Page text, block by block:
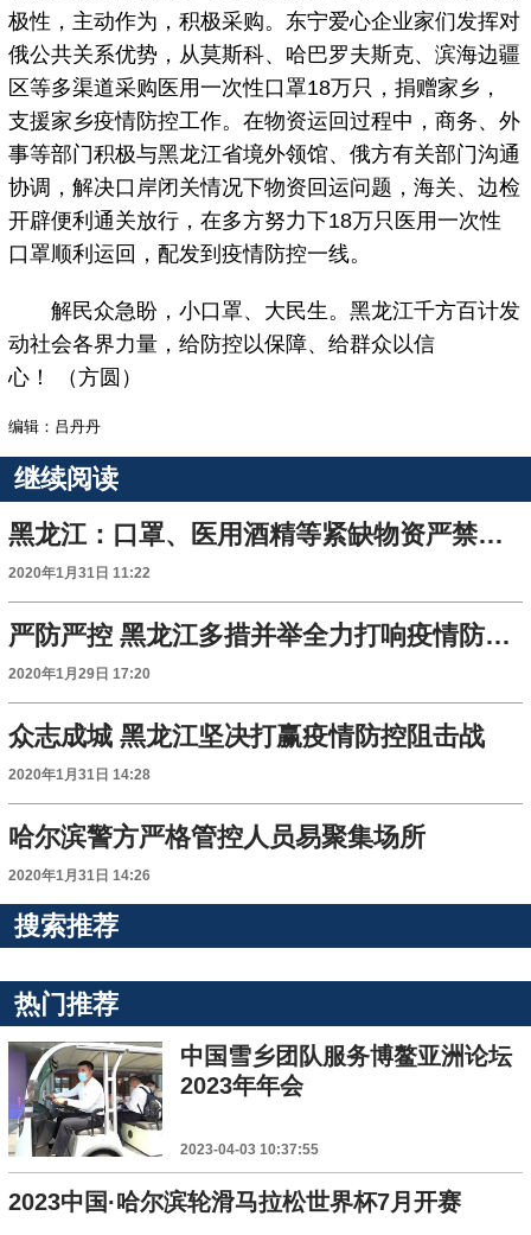
极性，主动作为，积极采购。东宁爱心企业家们发挥对
俄公共关系优势，从莫斯科、哈巴罗夫斯克、滨海边疆
区等多渠道采购医用一次性口罩18万只，捐赠家乡，
支援家乡疫情防控工作。在物资运回过程中，商务、外
事等部门积极与黑龙江省境外领馆、俄方有关部门沟通
协调，解决口岸闭关情况下物资回运问题，海关、边检
开辟便利通关放行，在多方努力下18万只医用一次性
口罩顺利运回，配发到疫情防控一线。
解民众急盼，小口罩、大民生。黑龙江千方百计发
动社会各界力量，给防控以保障、给群众以信
心！ （方圆）
编辑：吕丹丹
继续阅读
黑龙江：口罩、医用酒精等紧缺物资严禁私自截留、调用
2020年1月31日 11:22
严防严控 黑龙江多措并举全力打响疫情防控阻击战
2020年1月29日 17:20
众志成城 黑龙江坚决打赢疫情防控阻击战
2020年1月31日 14:28
哈尔滨警方严格管控人员易聚集场所
2020年1月31日 14:26
搜索推荐
热门推荐
中国雪乡团队服务博鳌亚洲论坛
2023年年会
2023-04-03 10:37:55
2023中国·哈尔滨轮滑马拉松世界杯7月开赛